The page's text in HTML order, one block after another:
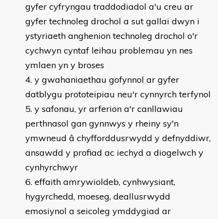
gyfer cyfryngau traddodiadol a'u creu ar
gyfer technoleg drochol a sut gallai dwyn i
ystyriaeth anghenion technoleg drochol o'r
cychwyn cyntaf leihau problemau yn nes
ymlaen yn y broses
y gwahaniaethau gofynnol ar gyfer
datblygu prototeipiau neu'r cynnyrch terfynol
y safonau, yr arferion a'r canllawiau
perthnasol gan gynnwys y rheiny sy'n
ymwneud â chyfforddusrwydd y defnyddiwr,
ansawdd y profiad ac iechyd a diogelwch y
cynhyrchwyr
effaith amrywioldeb, cynhwysiant,
hygyrchedd, moeseg, deallusrwydd
emosiynol a seicoleg ymddygiad ar